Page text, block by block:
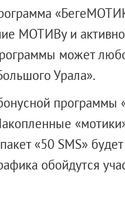
МОТИВу и активно
может
Урала».
«50 SMS»
обойдутся